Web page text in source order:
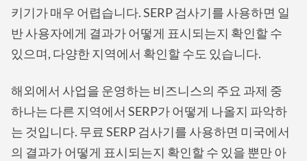
키기가 매우 어렵습니다. SERP 검사기를 사용하면 일
반 사용자에게 결과가 어떻게 표시되는지 확인할 수
있으며, 다양한 지역에서 확인할 수도 있습니다.
해외에서 사업을 운영하는 비즈니스의 주요 과제 중
하나는 다른 지역에서 SERP가 어떻게 나올지 파악하
는 것입니다. 무료 SERP 검사기를 사용하면 미국에서
의 결과가 어떻게 표시되는지 확인할 수 있을 뿐만 아